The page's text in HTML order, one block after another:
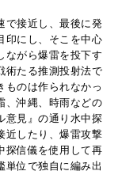
で接近し、最後に発
印にし、そこを中心
ながら爆雷を投下す
術たる推測投射法で
ものは作られなかっ
、沖縄、時雨などの
意見』の通り水中探
近したり、爆雷攻撃
探信儀を使用して再
単位で独自に編み出